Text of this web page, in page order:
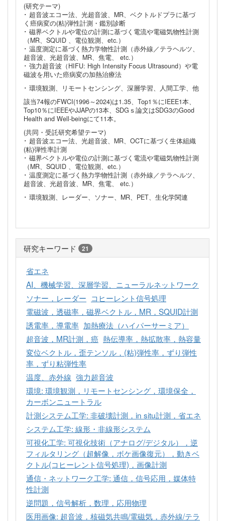
(研究テーマ)
･ 超音波エコー法、光超音波、MR、ベクトルドプラに基づ
く癌病変の(粘)弾性計測・鑑別診断
･ 磁界ベクトルや電位の計測に基づく電流や電磁気物性計測
（MR、SQUID 、電位観測、etc.）
･ 温度測定に基づく熱力学物性計測（赤外線／テラヘルツ、
超音波、光超音波、MR、焦電、 etc.）
･ 強力超音波（HIFU: High Intensity Focus Ultrasound）や電
磁波を用いた癌病変の加熱治療法
･ 環境観測、リモートセンシング、深層学習、人間工学、他
該当74報のFWCI(1996～2024)は1.35、Top1％にIEEE1本、
Top10％にIEEEやJJAPの13本、SDGｓ論文はSDG3のGood
Health and Well-beingにて11本。
(共同・受託研究希望テーマ)
･ 超音波エコー法、光超音波、MR、OCTに基づく生体組織
(粘)弾性率計測
･ 磁界ベクトルや電位の計測に基づく電流や電磁気物性計測
（MR、SQUID 、電位観測、etc.）
･ 温度測定に基づく熱力学物性計測（赤外線／テラヘルツ、
超音波、光超音波、MR、焦電、 etc.）
･ 環境観測、レーダー、ソナー、MR、PET、生化学関連
研究キーワード 21
省エネ
AI、機械学習、深層学習、ニューラルネットワーク
ソナー，レーダー コヒーレント信号処理
電磁波，透磁率，磁界ベクトル，MR，SQUID計測
誘電率，導電率 加熱療法（ハイパーサーミア）
超音波，MR計測，癌 熱伝導率，熱拡散率，熱容量
変位ベクトル，歪テンソル，(粘)弾性率，ずり弾性
率，ずり粘弾性率
温度、赤外線 強力超音波
環境: 環境観測，リモートセンシング，環境保全，
カーボンニュートラル
計測システム工学: 非破壊計測，in situ計測，省エネ
システム工学: 線形・非線形システム
可視化工学: 可視化技術（アナログ/デジタル），逆
フィルタリング（超解像，ボケ画像復元），動きベ
クトル(コヒーレント信号処理)，画像計測
通信・ネットワーク工学: 通信，信号応用，媒体特
性計測
逆問題，信号解析，数理，応用物理
医用画像: 超音波，核磁気共鳴/電磁気，赤外線/テラ